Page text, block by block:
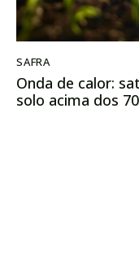
SAFRA
Onda de calor:
solo acima dos